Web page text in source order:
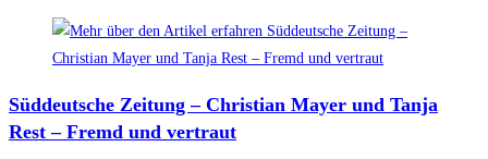
Süddeutsche Zeitung – Christian Mayer und Tanja
Rest – Fremd und vertraut